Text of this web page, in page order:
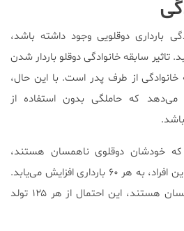
بارداری دوقلویی وجود داشته باشد،
تاثیر سابقه خانوادگی دوقلو باردار شدن
خانوادگی از طرف پدر است. با این حال،
که حاملگی بدون استفاده از
که خودشان دوقلوی ناهمسان هستند،
افزایش شانس دوقلوزایی در این افراد، به هر ۶۰ بارداری افزایش می‌یابد.
برای مردانی که دوقلوی ناهمسان هستند، این احتمال از هر ۱۲۵ تولد